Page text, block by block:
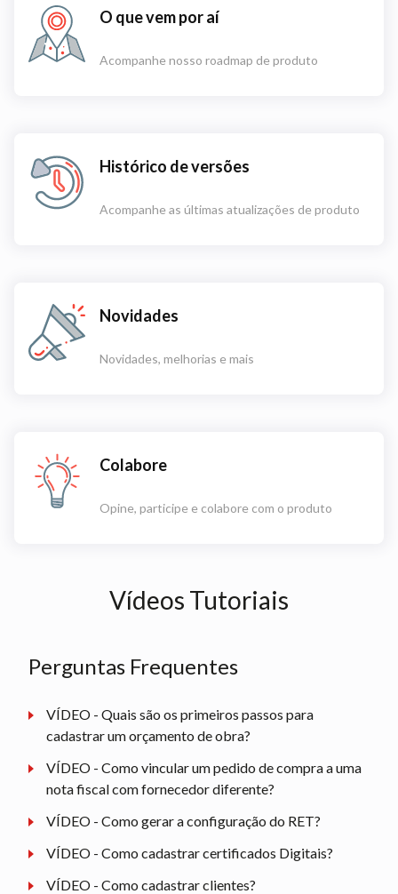
O que vem por aí
Acompanhe nosso roadmap de produto
Histórico de versões
Acompanhe as últimas atualizações de produto
Novidades
Novidades, melhorias e mais
Colabore
Opine, participe e colabore com o produto
Vídeos Tutoriais
Perguntas Frequentes
VÍDEO - Quais são os primeiros passos para
cadastrar um orçamento de obra?
VÍDEO - Como vincular um pedido de compra a uma
nota fiscal com fornecedor diferente?
VÍDEO - Como gerar a configuração do RET?
VÍDEO - Como cadastrar certificados Digitais?
VÍDEO - Como cadastrar clientes?